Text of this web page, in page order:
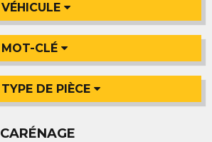
VÉHICULE
MOT-CLÉ
TYPE DE PIÈCE
CARÉNAGE